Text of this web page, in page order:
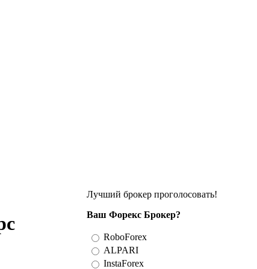
Лучший брокер проголосовать!
Ваш Форекс Брокер?
RoboForex
ALPARI
InstaForex